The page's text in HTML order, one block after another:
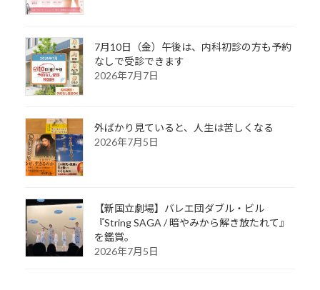
7月10日（金）午後は、内科初診の方も予約
なしで受診できます
2026年7月7日
外ばかり見ていると、人生は苦しくなる
2026年7月5日
【新国立劇場】バレエ団ダブル・ビル
『String SAGA / 暗やみから解き放たれて』
を鑑賞。
2026年7月5日